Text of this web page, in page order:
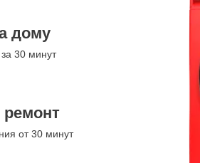
дому
30 минут
от 30 минут